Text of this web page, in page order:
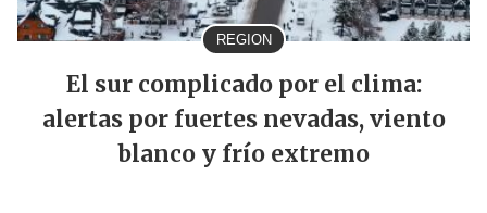
REGION
El sur complicado por el clima:
alertas por fuertes nevadas, viento
blanco y frío extremo